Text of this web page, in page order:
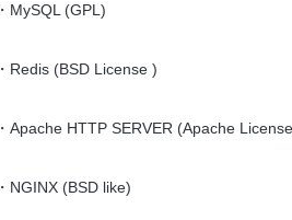
・MySQL (GPL)
・Redis (BSD License )
・Apache HTTP SERVER (Apache
・NGINX (BSD like)